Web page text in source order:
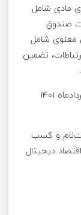
مادی شامل
صندوق
معنوی شامل
تضمین
مهلت ثبت‌نام و ارسال ایده‌ها و طرح‌ها، تا ۳۱ خردادماه ۱۴۰۱
و کسب
دیجیتال